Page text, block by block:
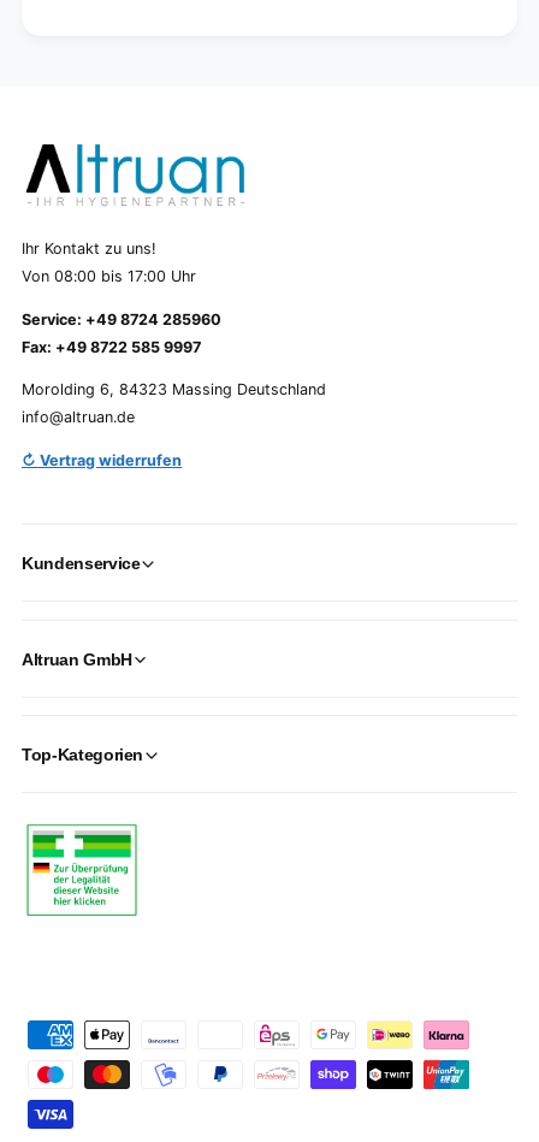
Ihr Kontakt zu uns!
Von 08:00 bis 17:00 Uhr
Service: +49 8724 285960
Fax: +49 8722 585 9997
Morolding 6, 84323 Massing Deutschland
info@altruan.de
↻ Vertrag widerrufen
Kundenservice
Altruan GmbH
Top-Kategorien
m